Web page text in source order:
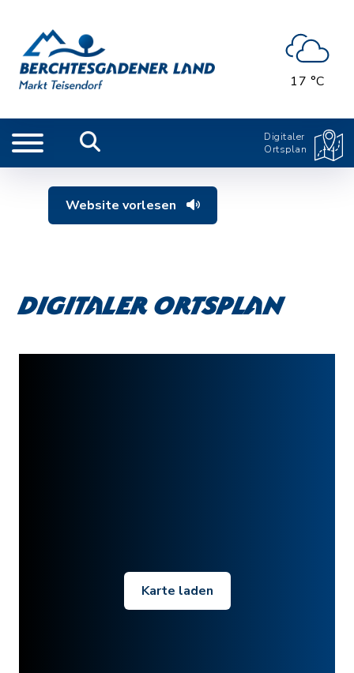
17 °C
Digitaler
Ortsplan
Website vorlesen
Digitaler Ortsplan
Karte laden